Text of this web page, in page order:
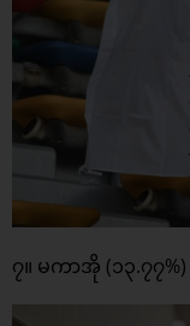
၇။ မကာအို (၁၃.၇၇%)